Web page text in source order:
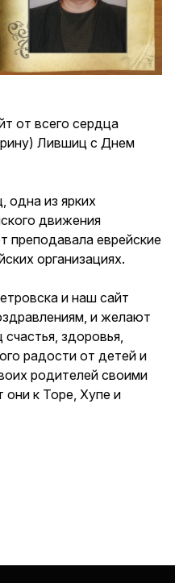
от всего сердца
Лившиц с Днем
одна из ярких
движения
преподавала еврейские
организациях.
и наш сайт
и желают
здоровья,
радости от детей и
родителей своими
к Торе, Хупе и